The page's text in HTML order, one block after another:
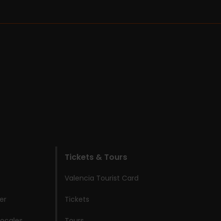
Tickets & Tours
Valencia Tourist Card
Tickets